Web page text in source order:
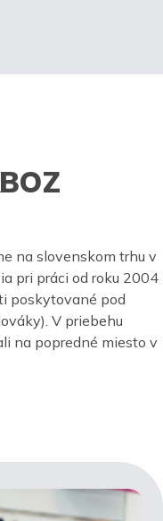
na slovenskom trhu v
pri práci od roku 2004
poskytované pod
V priebehu
na popredné miesto v